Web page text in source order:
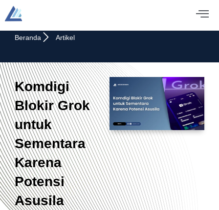
Beranda Artikel
Komdigi
Blokir Grok
untuk
Sementara
Karena
Potensi
Asusila